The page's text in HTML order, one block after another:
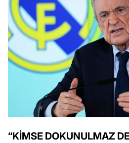
“KİMSE DOKUNULMAZ